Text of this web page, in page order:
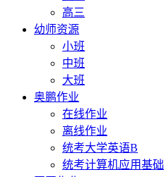
高三
幼师资源
小班
中班
大班
奥鹏作业
在线作业
离线作业
统考大学英语B
统考计算机应用基础